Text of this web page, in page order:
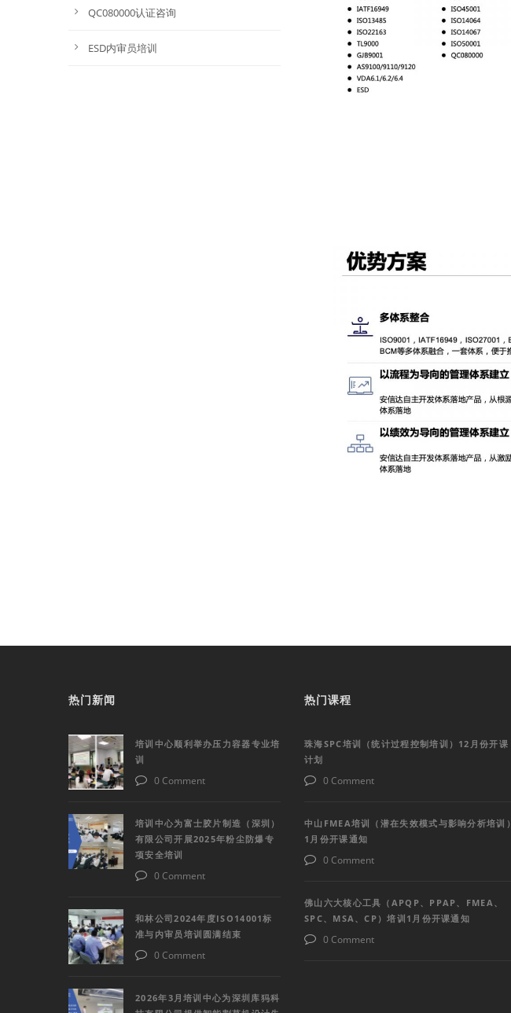
QC080000认证咨询
ESD内审员培训
热门新闻
培训中心顺利举办压力容器专业培
训
0 Comment
培训中心为富士胶片制造（深圳）
有限公司开展2025年粉尘防爆专
项安全培训
0 Comment
和林公司2024年度ISO14001标
准与内审员培训圆满结束
0 Comment
2026年3月培训中心为深圳库犸科
热门课程
珠海SPC培训（统计过程控制培训）12月份开课
计划
0 Comment
中山FMEA培训（潜在失效模式与影响分析培训）
1月份开课通知
0 Comment
佛山六大核心工具（APQP、PPAP、FMEA、
SPC、MSA、CP）培训1月份开课通知
0 Comment